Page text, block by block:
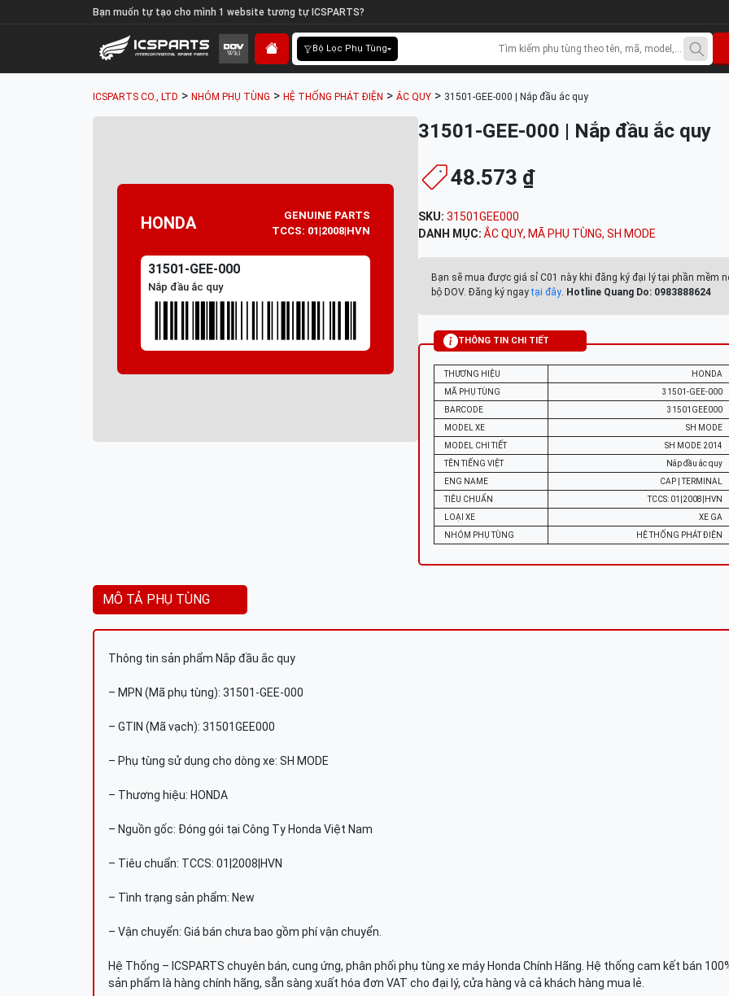
Bạn muốn tự tạo cho mình 1 website tương tự ICSPARTS?
Bộ Lọc Phụ Tùng
ICSPARTS CO., LTD > NHÓM PHỤ TÙNG > HỆ THỐNG PHÁT ĐIỆN > ẮC QUY > 31501-GEE-000 | Nắp đầu ắc quy
HONDA
GENUINE PARTS
TCCS: 01|2008|HVN
31501-GEE-000
Nắp đầu ắc quy
31501-GEE-000 | Nắp đầu ắc quy
48.573 ₫
SKU: 31501GEE000
DANH MỤC: ẮC QUY, MÃ PHỤ TÙNG, SH MODE
Bạn sẽ mua được giá sỉ C01 này khi đăng ký đại lý tại phần mềm
bộ DOV. Đăng ký ngaytại đây. Hotline Quang Do: 0983888624
THÔNG TIN CHI TIẾT
THƯƠNG HIỆU
HONDA
MÃ PHỤ TÙNG
31501-GEE-000
BARCODE
31501GEE000
MODEL XE
SH MODE
MODEL CHI TIẾT
SH MODE 2014
TÊN TIẾNG VIỆT
Nắp đầu ắc quy
ENG NAME
CAP | TERMINAL
TIÊU CHUẨN
TCCS: 01|2008|HVN
LOẠI XE
XE GA
NHÓM PHỤ TÙNG
HỆ THỐNG PHÁT ĐIỆN
MÔ TẢ PHỤ TÙNG
Thông tin sản phẩm Nắp đầu ắc quy
– MPN (Mã phụ tùng): 31501-GEE-000
– GTIN (Mã vạch): 31501GEE000
– Phụ tùng sử dụng cho dòng xe: SH MODE
– Thương hiệu: HONDA
– Nguồn gốc: Đóng gói tại Công Ty Honda Việt Nam
– Tiêu chuẩn: TCCS: 01|2008|HVN
– Tình trạng sản phẩm: New
– Vận chuyển: Giá bán chưa bao gồm phí vận chuyển.
Hệ Thống – ICSPARTS chuyên bán, cung ứng, phân phối phụ tùng xe máy Honda Chính Hãng. Hệ thống cam kết bán
sản phẩm là hàng chính hãng, sẵn sàng xuất hóa đơn VAT cho đại lý, cửa hàng và cả khách hàng mua lẻ.